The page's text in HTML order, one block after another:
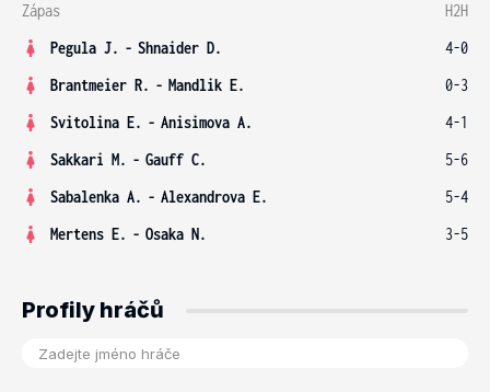
Zápas
H2H
Pegula J. - Shnaider D.
4-0
Brantmeier R. - Mandlik E.
0-3
Svitolina E. - Anisimova A.
4-1
Sakkari M. - Gauff C.
5-6
Sabalenka A. - Alexandrova E.
5-4
Mertens E. - Osaka N. 3-5
Profily hráčů